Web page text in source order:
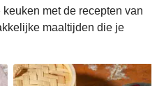
met de recepten van
maaltijden die je